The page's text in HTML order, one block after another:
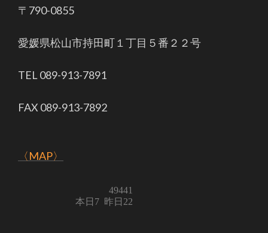
〒790-0855
愛媛県松山市持田町１丁目５番２２号
TEL 089-913-7891
FAX 089-913-7892
〈MAP〉